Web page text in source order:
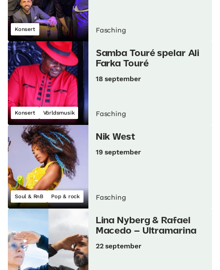
Konsert Fasching
Konsert Världsmusik
Samba Touré spelar Ali
Farka Touré
18 september
Fasching
Soul & RnB Pop & rock
Nik West
19 september
Fasching
Lina Nyberg & Rafael
Macedo – Ultramarina
22 september